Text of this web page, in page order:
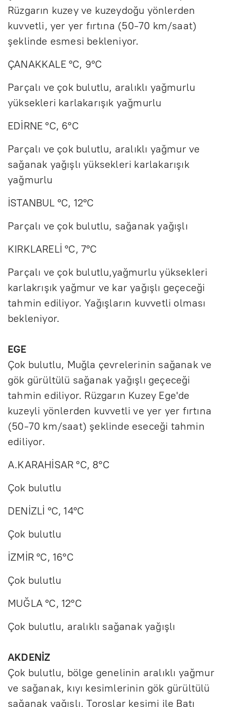
Rüzgarın kuzey ve kuzeydoğu yönlerden
kuvvetli, yer yer fırtına (50-70 km/saat)
şeklinde esmesi bekleniyor.
ÇANAKKALE °C, 9°C
Parçalı ve çok bulutlu, aralıklı yağmurlu
yüksekleri karlakarışık yağmurlu
EDİRNE °C, 6°C
Parçalı ve çok bulutlu, aralıklı yağmur ve
sağanak yağışlı yüksekleri karlakarışık
yağmurlu
İSTANBUL °C, 12°C
Parçalı ve çok bulutlu, sağanak yağışlı
KIRKLARELİ °C, 7°C
Parçalı ve çok bulutlu,yağmurlu yüksekleri
karlakrışık yağmur ve kar yağışlı geçeceği
tahmin ediliyor. Yağışların kuvvetli olması
bekleniyor.
EGE
Çok bulutlu, Muğla çevrelerinin sağanak ve
gök gürültülü sağanak yağışlı geçeceği
tahmin ediliyor. Rüzgarın Kuzey Ege'de
kuzeyli yönlerden kuvvetli ve yer yer fırtına
(50-70 km/saat) şeklinde eseceği tahmin
ediliyor.
A.KARAHİSAR °C, 8°C
Çok bulutlu
DENİZLİ °C, 14°C
Çok bulutlu
İZMİR °C, 16°C
Çok bulutlu
MUĞLA °C, 12°C
Çok bulutlu, aralıklı sağanak yağışlı
AKDENİZ
Çok bulutlu, bölge genelinin aralıklı yağmur
ve sağanak, kıyı kesimlerinin gök gürültülü
sağanak yağışlı, Toroslar kesimi ile Batı